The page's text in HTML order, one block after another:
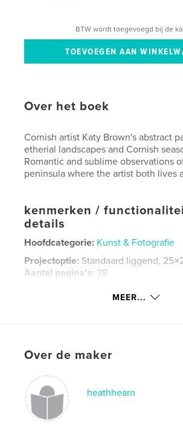
BTW wordt toegevoegd bij de
Over het boek
Cornish artist Katy Brown's abstract
etherial landscapes and Cornish
Romantic and sublime observations
peninsula where the artist both lives
kenmerken /
details
Hoofdcategorie: Kunst & Fotografie
Projectoptie: Standaard liggend,
Aantal pagina's: 38
apr 08, 2014
Art painting cornwall katy brown abstract oil
romantic etherial fogotton corner
MEER...
Over de maker
heathhearn